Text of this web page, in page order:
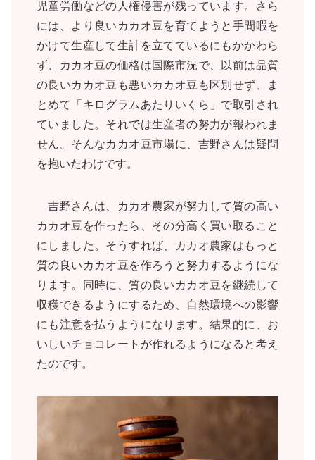
児童労働などの人権侵害が残っています。さら
には、より良いカカオ豆を育てようと手間暇を
かけて生産して生計を立てているにもかかわら
ず、カカオ豆の価格は国際市況で、以前は品質
の良いカカオ豆も悪いカカオ豆も区別せず、ま
とめて「キログラムあたりいくら」で取引され
ていました。それでは生産者の努力が報われま
せん。そんなカカオ豆市場に、吉野さんは疑問
を抱いたわけです。
吉野さんは、カカオ農家が努力して質の高い
カカオ豆を作ったら、その分高く買い取ること
にしました。そうすれば、カカオ農家はもっと
質の良いカカオ豆を作ろうと努力するようにな
ります。同時に、質の良いカカオ豆を継続して
収穫できるようにするため、自然環境への影響
にも注意を払うようになります。結果的に、お
いしいチョコレートが作れるようになると考え
たのです。